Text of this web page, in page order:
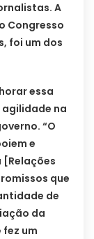
A
Congresso
foi um dos
essa
agilidade na
“O
e
que
de
da
um